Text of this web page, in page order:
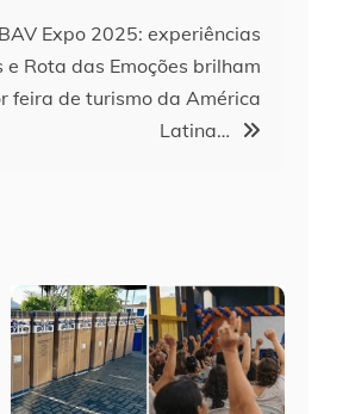
Expo 2025: experiências
e Rota das Emoções brilham
feira de turismo da América
Latina…